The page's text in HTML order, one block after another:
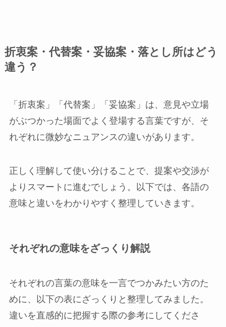
折衷案・代替案・妥協案・落とし所はどう
違う？
「折衷案」「代替案」「妥協案」は、意見や立場
がぶつかった場面でよく登場する言葉ですが、そ
れぞれに微妙なニュアンスの違いがあります。
正しく理解して使い分けることで、提案や交渉が
よりスマートに進むでしょう。以下では、各語の
意味と違いをわかりやすく整理していきます。
それぞれの意味をざっくり解説
それぞれの言葉の意味を一言でつかみたい方のた
めに、以下の表にざっくりと整理してみました。
違いを直感的に把握する際の参考にしてくださ